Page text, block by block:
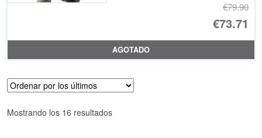
€79.90
€73.71
El
AGOTADO
Mostrando los 16 resultadosOrdenado